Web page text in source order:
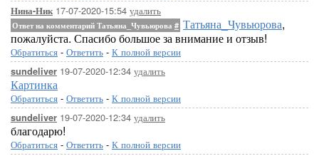
Нина-Ник17-07-2020-15:54 удалить
Ответ на комментарий Татьяна_Чувьюрова # Татьяна_Чувьюрова,
пожалуйста. Спасибо большое за внимание и отзыв!
Обратиться - Ответить - К полной версии
sundeliver 19-07-2020-12:34 удалить
Картинка
Обратиться - Ответить - К полной версии
sundeliver 19-07-2020-12:34 удалить
благодарю!
Обратиться - Ответить - К полной версии